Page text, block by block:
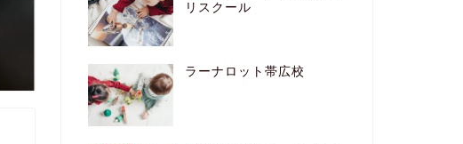
リスクール
ラーナロット帯広校